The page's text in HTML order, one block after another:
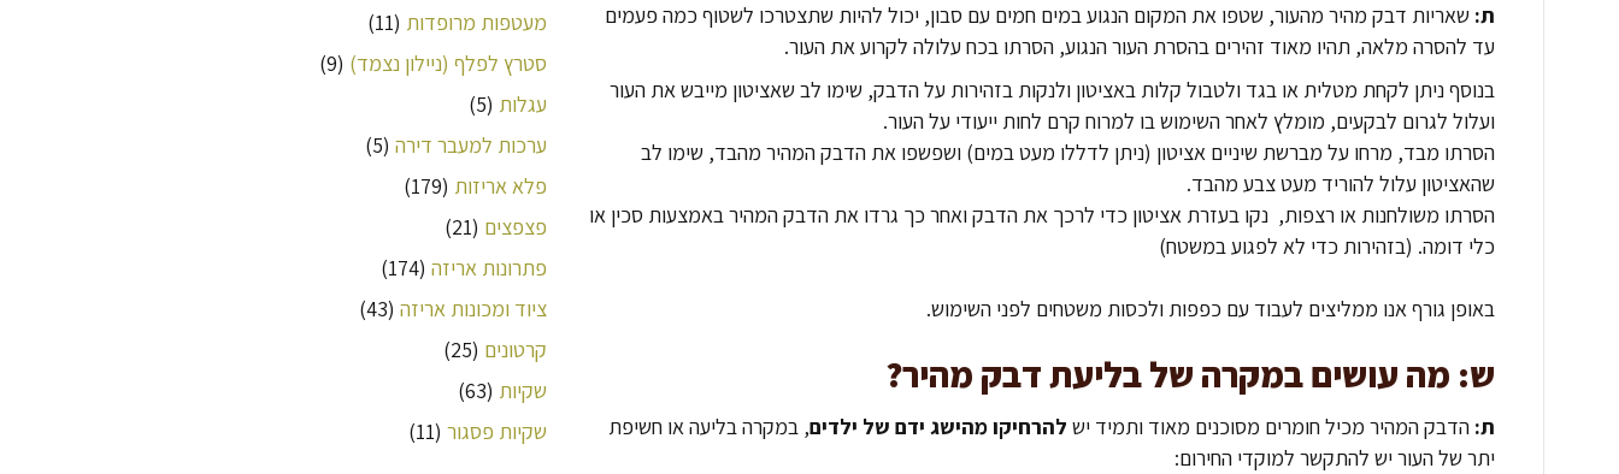
ת: שאריות דבק מהיר מהעור, שטפו את המקום הנגוע במים חמים עם סבון, יכול להיות שתצטרכו לשטוף כמה פעמים
עד להסרה מלאה, תהיו מאוד זהירים בהסרת העור הנגוע, הסרתו בכח עלולה לקרוע את העור.
בנוסף ניתן לקחת מטלית או בגד ולטבול קלות באציטון ולנקות בזהירות על הדבק, שימו לב שאציטון מייבש את העור
ועלול לגרום לבקעים, מומלץ לאחר השימוש בו למרוח קרם לחות ייעודי על העור.
הסרתו מבד, מרחו על מברשת שיניים אציטון (ניתן לדללו מעט במים) ושפשפו את הדבק המהיר מהבד, שימו לב
שהאציטון עלול להוריד מעט צבע מהבד.
הסרתו משולחנות או רצפות, נקו בעזרת אציטון כדי לרכך את הדבק ואחר כך גרדו את הדבק המהיר באמצעות סכין או
כלי דומה. (בזהירות כדי לא לפגוע במשטח)
באופן גורף אנו ממליצים לעבוד עם כפפות ולכסות משטחים לפני השימוש.
ש: מה עושים במקרה של בליעת דבק מהיר?
ת: הדבק המהיר מכיל חומרים מסוכנים מאוד ותמיד יש להרחיקו מהישג ידם של ילדים, במקרה בליעה או חשיפת
יתר של העור יש להתקשר למוקדי החירום:
מעטפות מרופדות (11)
סטרץ לפלף (ניילון נצמד) (9)
עגלות (5)
ערכות למעבר דירה (5)
פלא אריזות (179)
פצפצים (21)
פתרונות אריזה (174)
ציוד ומכונות אריזה (43)
קרטונים (25)
שקיות (63)
שקיות פסגור (11)